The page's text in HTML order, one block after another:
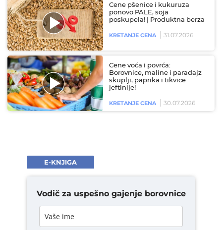
Cene pšenice i kukuruza
ponovo PALE, soja
poskupela! | Produktna berza
KRETANJE CENA 31.07.2026
Cene voća i povrća:
Borovnice, maline i paradajz
skuplji, paprika i tikvice
jeftinije!
KRETANJE CENA 30.07.2026
E-KNJIGA
Vodič za uspešno gajenje borovnice